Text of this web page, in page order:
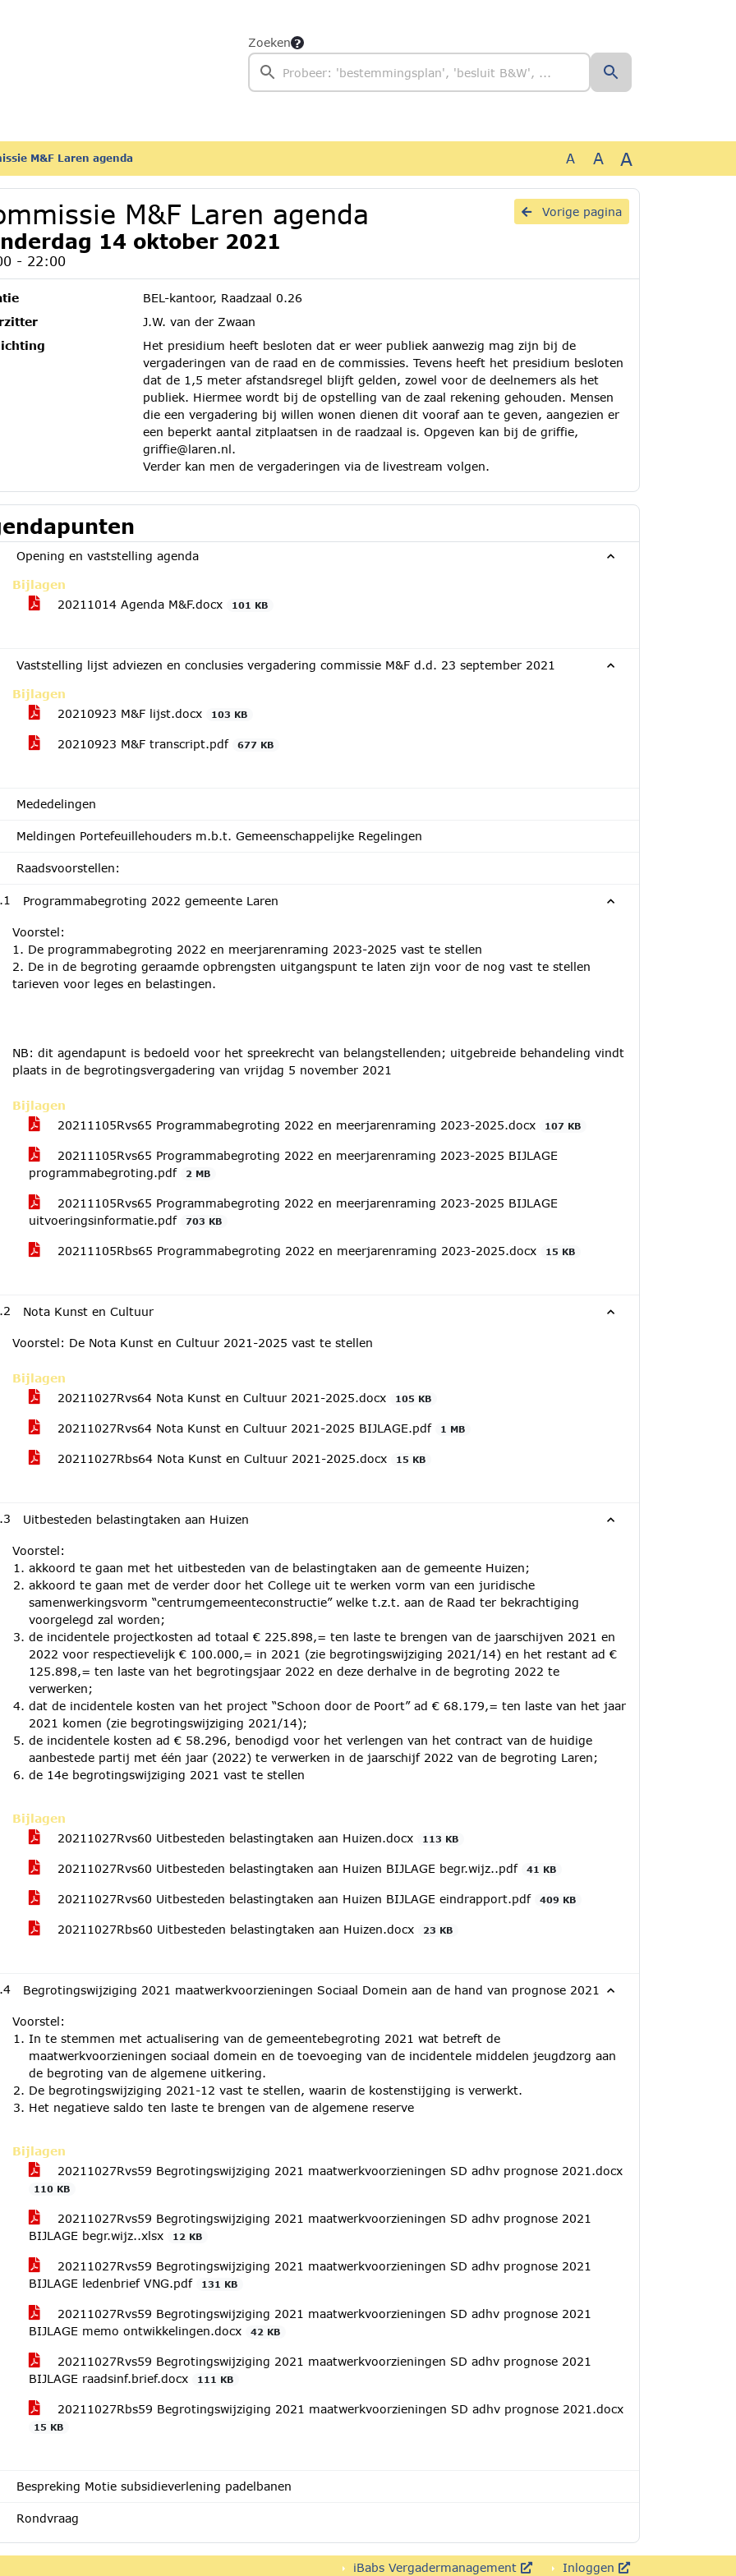
Zoeken
M&F Laren agenda A A A
Vorige pagina
M&F Laren agenda
14 oktober 2021
- 22:00
BEL-kantoor, Raadzaal 0.26
J.W. van der Zwaan
Het presidium heeft besloten dat er weer publiek aanwezig mag zijn bij de
vergaderingen van de raad en de commissies. Tevens heeft het presidium besloten
dat de 1,5 meter afstandsregel blijft gelden, zowel voor de deelnemers als het
publiek. Hiermee wordt bij de opstelling van de zaal rekening gehouden. Mensen
die een vergadering bij willen wonen dienen dit vooraf aan te geven, aangezien er
een beperkt aantal zitplaatsen in de raadzaal is. Opgeven kan bij de griffie,
griffie@laren.nl.
Verder kan men de vergaderingen via de livestream volgen.
Opening en vaststelling agenda
Bijlagen
20211014 Agenda M&F.docx
101 KB
Vaststelling lijst adviezen en conclusies vergadering commissie M&F d.d. 23 september 2021
Bijlagen
20210923 M&F lijst.docx
103 KB
20210923 M&F transcript.pdf 677 KB
Mededelingen
Meldingen Portefeuillehouders m.b.t. Gemeenschappelijke Regelingen
Raadsvoorstellen:
Programmabegroting 2022 gemeente Laren
Voorstel:
1. De programmabegroting 2022 en meerjarenraming 2023-2025 vast te stellen
2. De in de begroting geraamde opbrengsten uitgangspunt te laten zijn voor de nog vast te stellen
tarieven voor leges en belastingen.
NB: dit agendapunt is bedoeld voor het spreekrecht van belangstellenden; uitgebreide behandeling vindt
plaats in de begrotingsvergadering van vrijdag 5 november 2021
Bijlagen
20211105Rvs65 Programmabegroting 2022 en meerjarenraming 2023-2025.docx
107 KB
20211105Rvs65 Programmabegroting 2022 en meerjarenraming 2023-2025 BIJLAGE
programmabegroting.pdf
2 MB
20211105Rvs65 Programmabegroting 2022 en meerjarenraming 2023-2025 BIJLAGE
uitvoeringsinformatie.pdf
703 KB
20211105Rbs65 Programmabegroting 2022 en meerjarenraming 2023-2025.docx 15 KB
Nota Kunst en Cultuur
Voorstel: De Nota Kunst en Cultuur 2021-2025 vast te stellen
Bijlagen
20211027Rvs64 Nota Kunst en Cultuur 2021-2025.docx
105 KB
20211027Rvs64 Nota Kunst en Cultuur 2021-2025 BIJLAGE.pdf 1 MB
20211027Rbs64 Nota Kunst en Cultuur 2021-2025.docx 15 KB
Uitbesteden belastingtaken aan Huizen
Voorstel:
akkoord te gaan met het uitbesteden van de belastingtaken aan de gemeente Huizen;
akkoord te gaan met de verder door het College uit te werken vorm van een juridische
samenwerkingsvorm “centrumgemeenteconstructie” welke t.z.t. aan de Raad ter bekrachtiging
voorgelegd zal worden;
de incidentele projectkosten ad totaal € 225.898,= ten laste te brengen van de jaarschijven 2021 en
2022 voor respectievelijk € 100.000,= in 2021 (zie begrotingswijziging 2021/14) en het restant ad €
125.898,= ten laste van het begrotingsjaar 2022 en deze derhalve in de begroting 2022 te
verwerken;
dat de incidentele kosten van het project “Schoon door de Poort” ad € 68.179,= ten laste van het jaar
2021 komen (zie begrotingswijziging 2021/14);
de incidentele kosten ad € 58.296, benodigd voor het verlengen van het contract van de huidige
aanbestede partij met één jaar (2022) te verwerken in de jaarschijf 2022 van de begroting Laren;
de 14e begrotingswijziging 2021 vast te stellen
Bijlagen
20211027Rvs60 Uitbesteden belastingtaken aan Huizen.docx
113 KB
20211027Rvs60 Uitbesteden belastingtaken aan Huizen BIJLAGE begr.wijz..pdf 41 KB
20211027Rvs60 Uitbesteden belastingtaken aan Huizen BIJLAGE eindrapport.pdf 409 KB
20211027Rbs60 Uitbesteden belastingtaken aan Huizen.docx 23 KB
Begrotingswijziging 2021 maatwerkvoorzieningen Sociaal Domein aan de hand van prognose 2021
Voorstel:
In te stemmen met actualisering van de gemeentebegroting 2021 wat betreft de
maatwerkvoorzieningen sociaal domein en de toevoeging van de incidentele middelen jeugdzorg aan
de begroting van de algemene uitkering.
De begrotingswijziging 2021-12 vast te stellen, waarin de kostenstijging is verwerkt.
Het negatieve saldo ten laste te brengen van de algemene reserve
Bijlagen
20211027Rvs59 Begrotingswijziging 2021 maatwerkvoorzieningen SD adhv prognose 2021.docx
110 KB
20211027Rvs59 Begrotingswijziging 2021 maatwerkvoorzieningen SD adhv prognose 2021
BIJLAGE begr.wijz..xlsx
12 KB
20211027Rvs59 Begrotingswijziging 2021 maatwerkvoorzieningen SD adhv prognose 2021
BIJLAGE ledenbrief VNG.pdf
131 KB
20211027Rvs59 Begrotingswijziging 2021 maatwerkvoorzieningen SD adhv prognose 2021
BIJLAGE memo ontwikkelingen.docx
42 KB
20211027Rvs59 Begrotingswijziging 2021 maatwerkvoorzieningen SD adhv prognose 2021
BIJLAGE raadsinf.brief.docx
111 KB
20211027Rbs59 Begrotingswijziging 2021 maatwerkvoorzieningen SD adhv prognose 2021.docx
15 KB
Bespreking Motie subsidieverlening padelbanen
Rondvraag
iBabs Vergadermanagement Inloggen